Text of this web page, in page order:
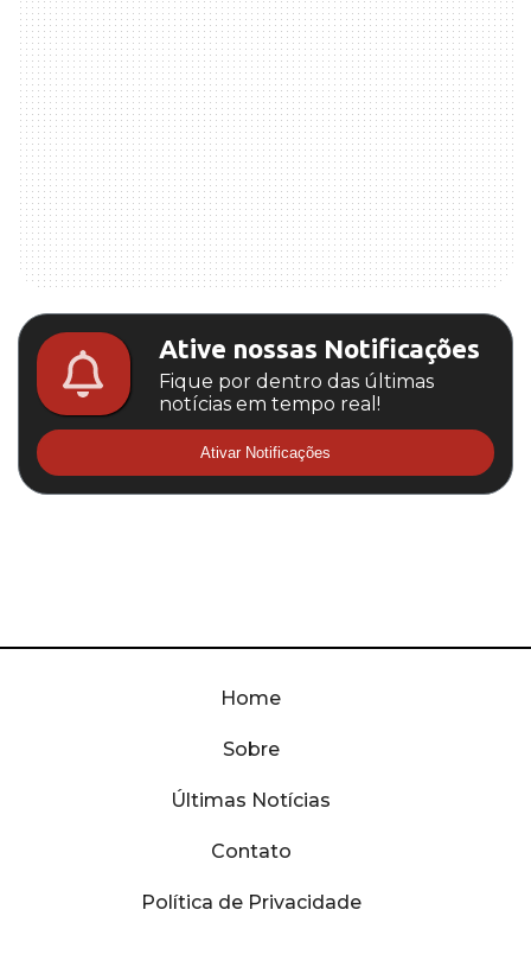
Ative nossas Notificações
Fique por dentro das últimas
notícias em tempo real!
Ativar Notificações
Home
Sobre
Últimas Notícias
Contato
Política de Privacidade